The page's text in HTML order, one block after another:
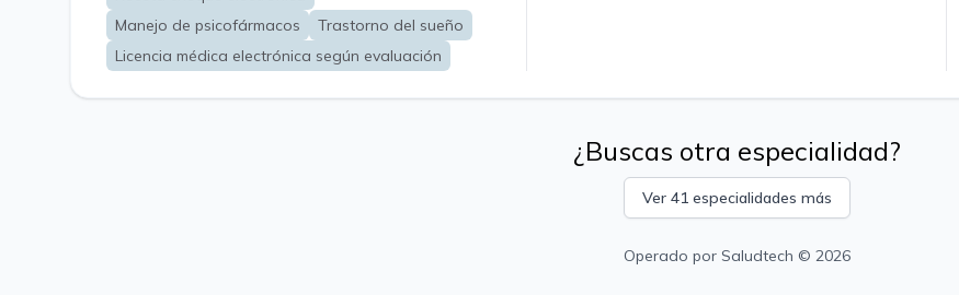
Manejo de psicofármacos
Trastorno del sueño
Licencia médica electrónica según evaluación
¿Buscas otra especialidad?
Ver 41 especialidades más
Operado por Saludtech © 2026